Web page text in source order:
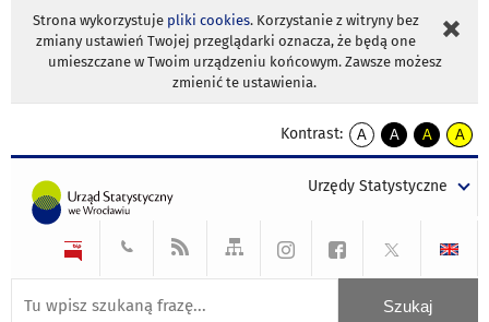
Strona wykorzystuje pliki cookies. Korzystanie z witryny bez
zmiany ustawień Twojej przeglądarki oznacza, że będą one
umieszczane w Twoim urządzeniu końcowym. Zawsze możesz
zmienić te ustawienia.
Kontrast:
A
kontrast
A
kontrast
tekst
czarnym
A
kontrast
tekst
czarnym
A
tekst
żółtym
Urzędy Statystyczne